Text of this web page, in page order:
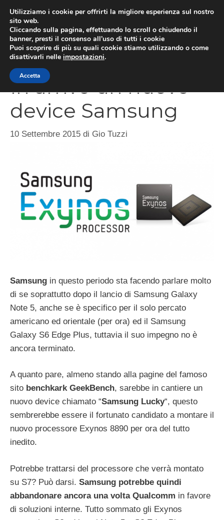
contenuto
In arrivo un nuovo
device Samsung
10 Settembre 2015 di Gio Tuzzi
Samsung in questo periodo sta facendo parlare molto
di se soprattutto dopo il lancio di Samsung Galaxy
Note 5, anche se è specifico per il solo percato
americano ed orientale (per ora) ed il Samsung
Galaxy S6 Edge Plus, tuttavia il suo impegno no è
ancora terminato.
A quanto pare, almeno stando alla pagine del famoso
sito benchkark GeekBench, sarebbe in cantiere un
nuovo device chiamato “Samsung Lucky“, questo
sembrerebbe essere il fortunato candidato a montare il
nuovo processore Exynos 8890 per ora del tutto
inedito.
Potrebbe trattarsi del processore che verrà montato
su S7? Può darsi. Samsung potrebbe quindi
abbandonare ancora una volta Qualcomm in favore
di soluzioni interne. Tutto sommato gli Exynos
Utilizziamo i cookie per offrirti la migliore esperienza sul nostro
sito web.
Cliccando sulla pagina, effettuando lo scroll o chiudendo il
banner, presti il consenso all’uso di tutti i cookie
Puoi scoprire di più su quali cookie stiamo utilizzando o come
disattivarli nelle impostazioni.
Accetta